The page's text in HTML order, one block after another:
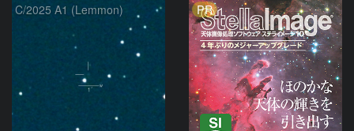
C/2025 A1 (Lemmon) PR